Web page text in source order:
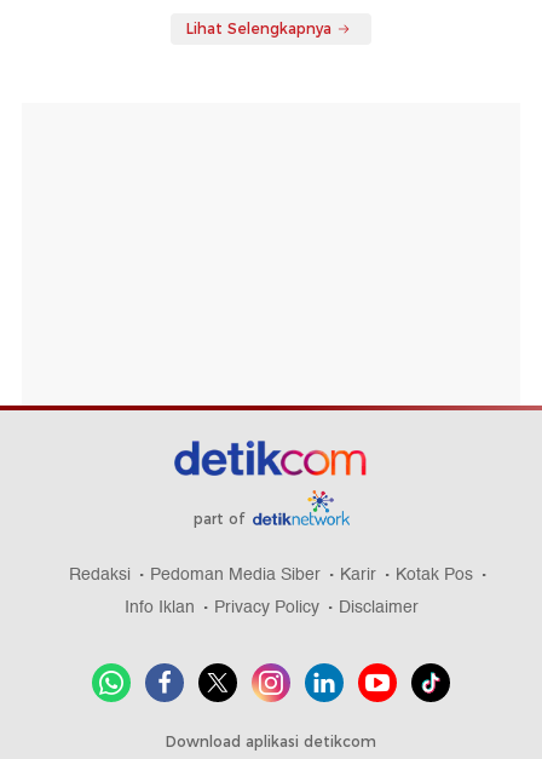
Lihat Selengkapnya
part of
Redaksi Pedoman Media Siber Karir
Kotak Pos
Info Iklan
Privacy Policy Disclaimer
Download aplikasi detikcom